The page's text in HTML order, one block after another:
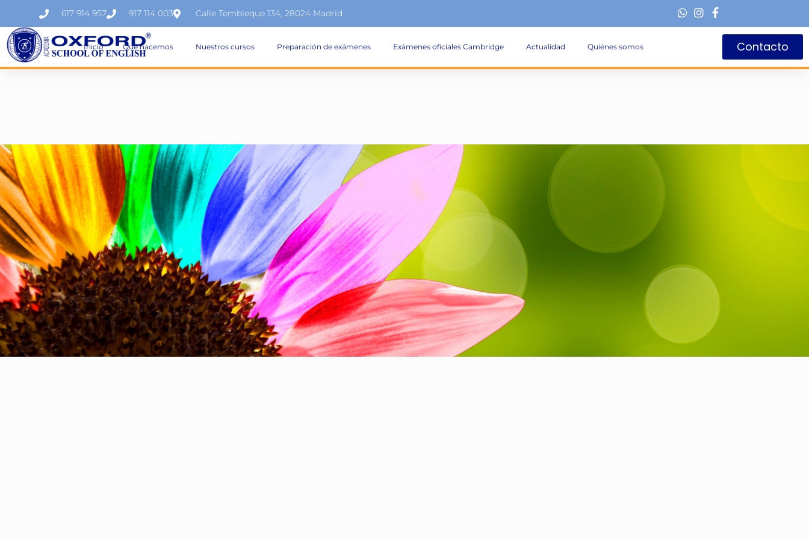
617 914 957 917 114 003 Calle Tembleque 134, 28024 Madrid
Inicio Qué hacemos Nuestros cursos Preparación de exámenes Exámenes oficiales Cambridge Actualidad Quiénes somos Contacto